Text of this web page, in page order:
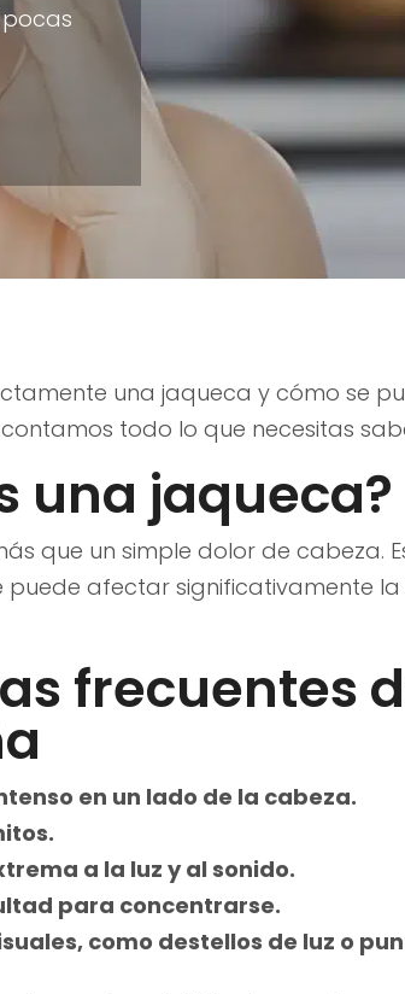
una jaqueca y cómo se
todo lo que necesitas
una jaqueca?
que un simple dolor de cabeza.
afectar significativamente
frecuentes
en un lado de la cabeza.
a la luz y al sonido.
para concentrarse.
como destellos de luz o